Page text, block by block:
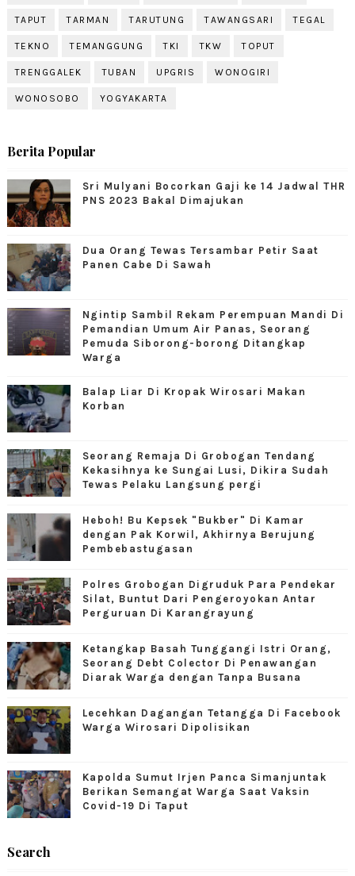
TAPUT TARMAN TARUTUNG TAWANGSARI TEGAL
TEKNO TEMANGGUNG TKI TKW TOPUT
TRENGGALEK TUBAN UPGRIS WONOGIRI
WONOSOBO YOGYAKARTA
Berita Popular
Sri Mulyani Bocorkan Gaji ke 14 Jadwal THR
PNS 2023 Bakal Dimajukan
Dua Orang Tewas Tersambar Petir Saat
Panen Cabe Di Sawah
Ngintip Sambil Rekam Perempuan Mandi Di
Pemandian Umum Air Panas, Seorang
Pemuda Siborong-borong Ditangkap
Warga
Balap Liar Di Kropak Wirosari Makan
Korban
Seorang Remaja Di Grobogan Tendang
Kekasihnya ke Sungai Lusi, Dikira Sudah
Tewas Pelaku Langsung pergi
Heboh! Bu Kepsek "Bukber" Di Kamar
dengan Pak Korwil, Akhirnya Berujung
Pembebastugasan
Polres Grobogan Digruduk Para Pendekar
Silat, Buntut Dari Pengeroyokan Antar
Perguruan Di Karangrayung
Ketangkap Basah Tunggangi Istri Orang,
Seorang Debt Colector Di Penawangan
Diarak Warga dengan Tanpa Busana
Lecehkan Dagangan Tetangga Di Facebook
Warga Wirosari Dipolisikan
Kapolda Sumut Irjen Panca Simanjuntak
Berikan Semangat Warga Saat Vaksin
Covid-19 Di Taput
Search